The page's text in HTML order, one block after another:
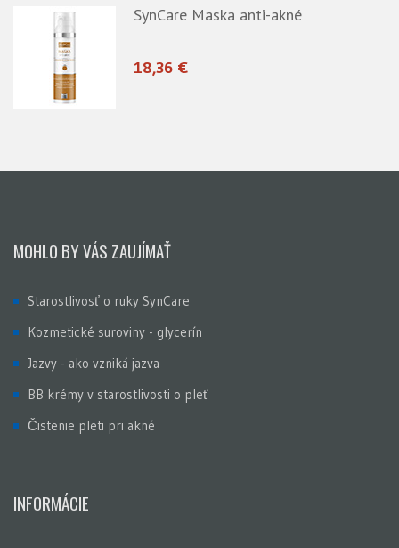
SynCare Maska anti-akné
18,36 €
MOHLO BY VÁS ZAUJÍMAŤ
Starostlivosť o ruky SynCare
Kozmetické suroviny - glycerín
Jazvy - ako vzniká jazva
BB krémy v starostlivosti o pleť
Čistenie pleti pri akné
INFORMÁCIE